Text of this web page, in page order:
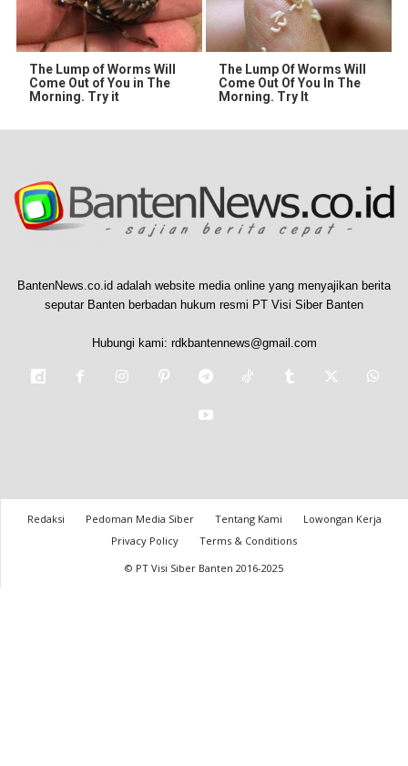
The Lump of Worms Will
Come Out of You in The
Morning. Try it
The Lump Of Worms Will
Come Out Of You In The
Morning. Try It
BantenNews.co.id adalah website media online yang menyajikan berita
seputar Banten berbadan hukum resmi PT Visi Siber Banten
Hubungi kami: rdkbantennews@gmail.com
Redaksi Pedoman Media Siber Tentang Kami
Lowongan Kerja
Privacy Policy
Terms & Conditions
© PT Visi Siber Banten 2016-2025